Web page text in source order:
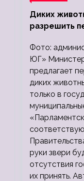
Диких
разрешить
Фото:
ЮГ»
предлагает
диких
только в
руки звери
отсутствия
их принять.